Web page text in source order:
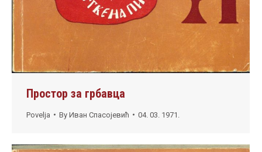
Простор за грбавца
Povelja By Иван Спасојевић 04. 03. 1971.